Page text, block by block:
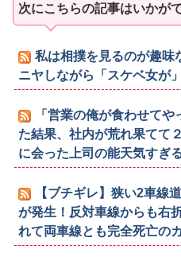
次にこちらの記事はいかが
私は相撲を見るのが趣味
ニヤしながら「スケベ女が
「営業の俺が食わせて
た結果、社内が荒れ果てて
に会った上司の能天気すぎ
【ブチギレ】狭い2車線
が発生！反対車線からも右
れて両車線とも完全死亡